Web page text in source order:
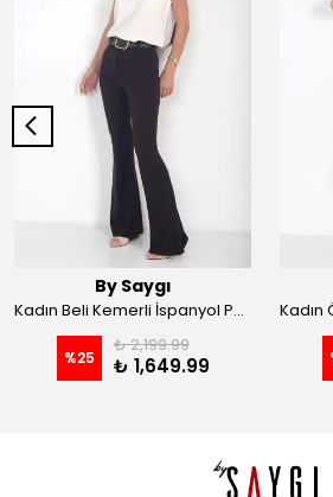
By Saygı
Kadın Beli Kemerli İspanyol Paça Likralı Krep Pantolon - Kahve
%25
₺ 2,199.99
₺ 1,649.99